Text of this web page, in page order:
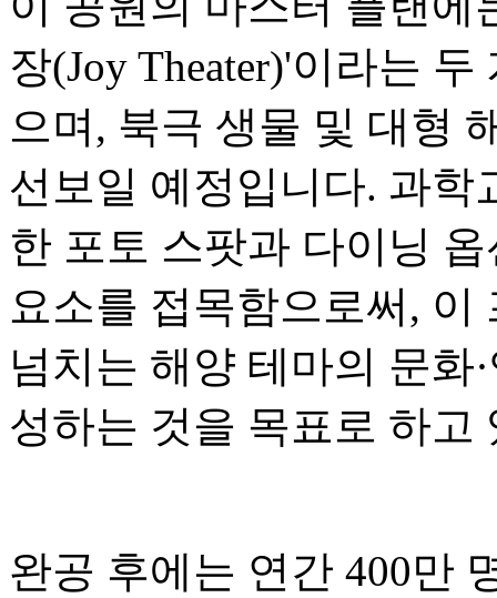
장(Joy Theater)'이라는
으며, 북극 생물 및 대형
선보일 예정입니다. 과학
한 포토 스팟과 다이닝
요소를 접목함으로써,
넘치는 해양 테마의 문화
성하는 것을 목표로 하고
완공 후에는 연간 400만